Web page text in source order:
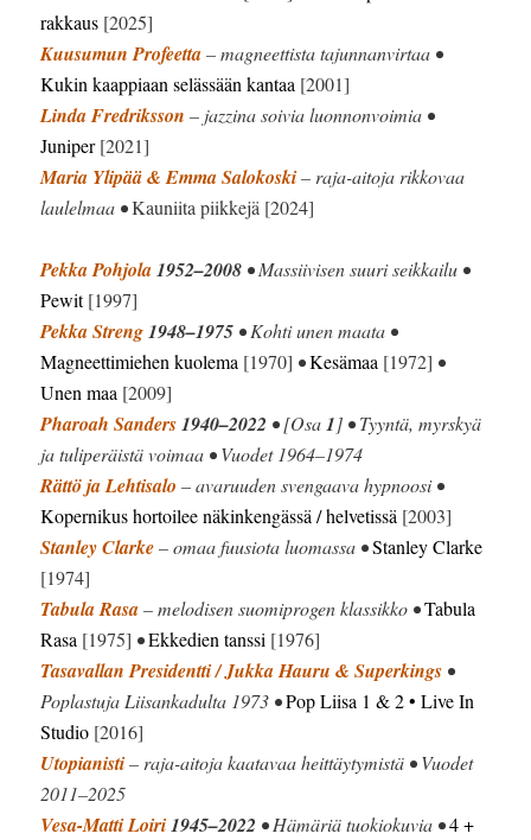
rakkaus [2025]
Kuusumun Profeetta– magneettista tajunnanvirtaa •
Kukin kaappiaan selässään kantaa [2001]
Linda Fredriksson – jazzina soivia luonnonvoimia •
Juniper[2021]
Maria Ylipää & Emma Salokoski– raja-aitoja rikkovaa
laulelmaa •Kauniita piikkejä [2024]
Pekka Pohjola1952–2008 • Massiivisen suuri seikkailu •
Pewit[1997]
Pekka Streng1948–1975 • Kohti unen maata •
Magneettimiehen kuolema [1970] •Kesämaa [1972] •
Unen maa [2009]
Pharoah Sanders1940–2022 • [Osa1] • Tyyntä, myrskyä
ja tuliperäistä voimaa • Vuodet 1964–1974
Rättö ja Lehtisalo – avaruuden svengaava hypnoosi •
Kopernikus hortoilee näkinkengässä / helvetissä [2003]
Stanley Clarke– omaa fuusiota luomassa •Stanley Clarke
[1974]
Tabula Rasa– melodisen suomiprogen klassikko •Tabula
Rasa [1975] •Ekkedien tanssi [1976]
Tasavallan Presidentti / Jukka Hauru & Superkings •
Poplastuja Liisankadulta 1973 •Pop Liisa 1 & 2 • Live In
Studio [2016]
Utopianisti– raja-aitoja kaatavaa heittäytymistä • Vuodet
2011–2025
Vesa-Matti Loiri1945–2022 • Hämäriä tuokiokuvia •4 +